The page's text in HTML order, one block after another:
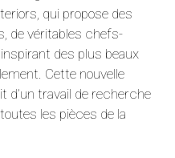
qui propose des
de véritables chefs-
des plus beaux
Cette nouvelle
d’un travail de recherche
les pièces de la